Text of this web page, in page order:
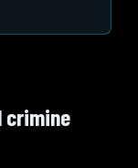
crimine